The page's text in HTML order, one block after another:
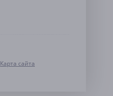
Карта сайта